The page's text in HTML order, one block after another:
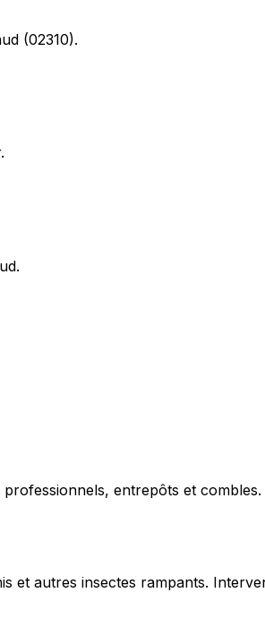
(02310).
entrepôts et
autres insectes rampants.